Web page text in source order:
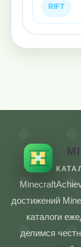
RIFT
достижений
каталоги
делимся